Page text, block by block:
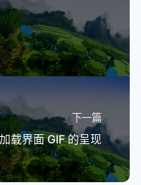
下一篇
载界面 GIF 的呈现